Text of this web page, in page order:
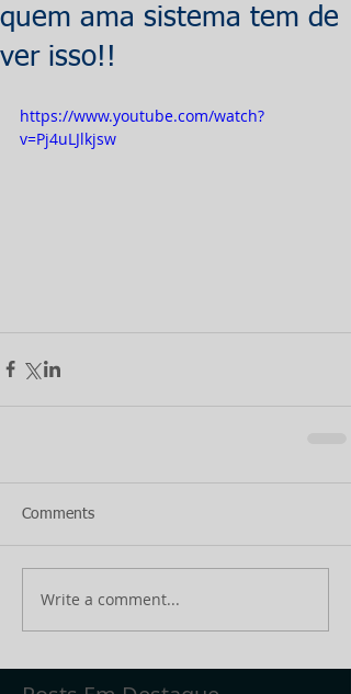
quem ama sistema tem de
ver isso!!
https://www.youtube.com/watch?
v=Pj4uLJlkjsw
Comments
Write a comment...